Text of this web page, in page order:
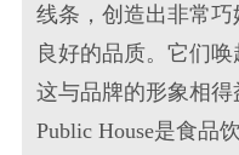
线条，创造出非常
良好的品质。它们
这与品牌的形象相得
Public House是食品